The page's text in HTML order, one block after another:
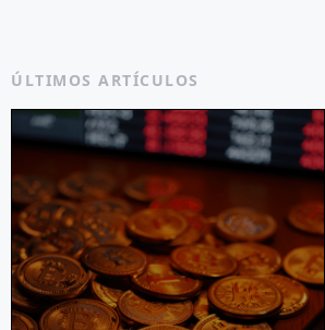
ÚLTIMOS ARTÍCULOS